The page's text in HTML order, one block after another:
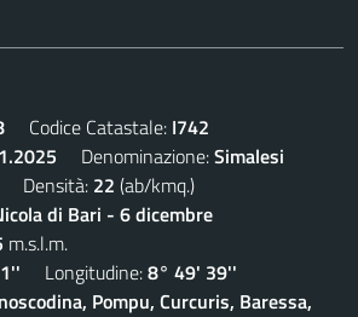
Codice Catastale: I742
Denominazione:Simalesi
Densità: 22 (ab/kmq.)
di Bari - 6 dicembre
m.s.l.m.
Longitudine:8° 49' 39''
Pompu, Curcuris, Baressa,